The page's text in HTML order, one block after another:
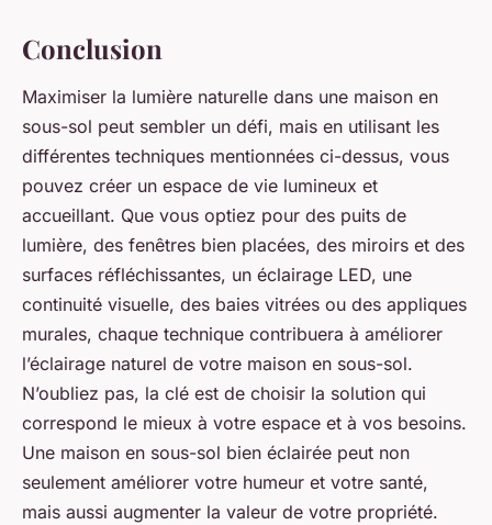
Conclusion
Maximiser la lumière naturelle dans une maison en
sous-sol peut sembler un défi, mais en utilisant les
différentes techniques mentionnées ci-dessus, vous
pouvez créer un espace de vie lumineux et
accueillant. Que vous optiez pour des puits de
lumière, des fenêtres bien placées, des miroirs et des
surfaces réfléchissantes, un éclairage LED, une
continuité visuelle, des baies vitrées ou des appliques
murales, chaque technique contribuera à améliorer
l’éclairage naturel de votre maison en sous-sol.
N’oubliez pas, la clé est de choisir la solution qui
correspond le mieux à votre espace et à vos besoins.
Une maison en sous-sol bien éclairée peut non
seulement améliorer votre humeur et votre santé,
mais aussi augmenter la valeur de votre propriété.